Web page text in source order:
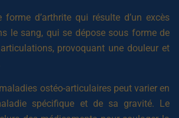
d’arthrite qui résulte d’un excès
le sang, qui se dépose sous forme de
provoquant une douleur et
ostéo-articulaires peut varier en
spécifique et de sa gravité. Le